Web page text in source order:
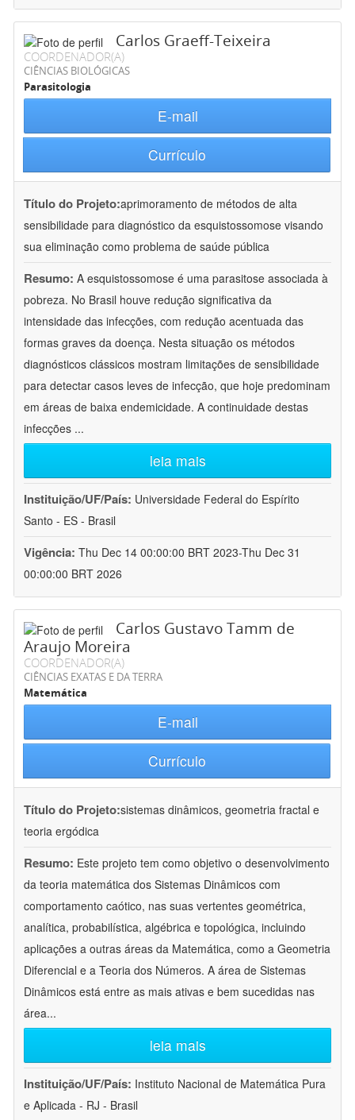
Carlos Graeff-Teixeira
COORDENADOR(A)
CIÊNCIAS BIOLÓGICAS
Parasitologia
E-mail
Currículo
Título do Projeto:aprimoramento de métodos de alta
sensibilidade para diagnóstico da esquistossomose visando
sua eliminação como problema de saúde pública
Resumo: A esquistossomose é uma parasitose associada à
pobreza. No Brasil houve redução significativa da
intensidade das infecções, com redução acentuada das
formas graves da doença. Nesta situação os métodos
diagnósticos clássicos mostram limitações de sensibilidade
para detectar casos leves de infecção, que hoje predominam
em áreas de baixa endemicidade. A continuidade destas
infecções ...
leia mais
Instituição/UF/País: Universidade Federal do Espírito
Santo - ES - Brasil
Vigência: Thu Dec 14 00:00:00 BRT 2023-Thu Dec 31
00:00:00 BRT 2026
Carlos Gustavo Tamm de
Araujo Moreira
COORDENADOR(A)
CIÊNCIAS EXATAS E DA TERRA
Matemática
E-mail
Currículo
Título do Projeto:sistemas dinâmicos, geometria fractal e
teoria ergódica
Resumo: Este projeto tem como objetivo o desenvolvimento
da teoria matemática dos Sistemas Dinâmicos com
comportamento caótico, nas suas vertentes geométrica,
analítica, probabilística, algébrica e topológica, incluindo
aplicações a outras áreas da Matemática, como a Geometria
Diferencial e a Teoria dos Números. A área de Sistemas
Dinâmicos está entre as mais ativas e bem sucedidas nas
área...
leia mais
Instituição/UF/País: Instituto Nacional de Matemática Pura
e Aplicada - RJ - Brasil